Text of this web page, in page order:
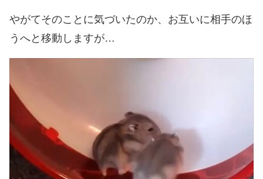
やがてそのことに気づいたのか、お互いに相手のほ
うへと移動しますが…